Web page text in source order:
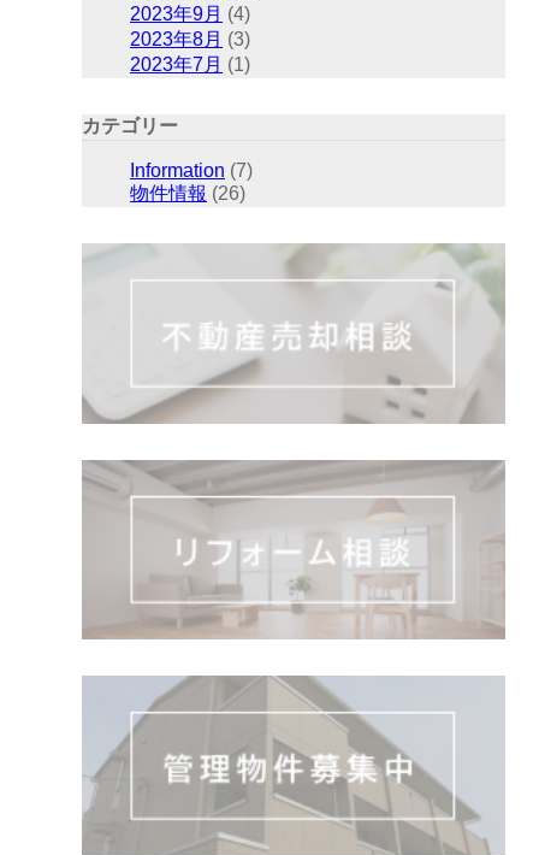
2023年9月 (4)
2023年8月 (3)
2023年7月 (1)
カテゴリー
Information (7)
物件情報 (26)